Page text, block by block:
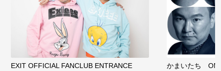
EXIT OFFICIAL FANCLUB ENTRANCE かまいたち